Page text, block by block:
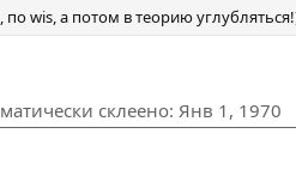
wis, а потом в теорию
склеено: Янв 1, 1970